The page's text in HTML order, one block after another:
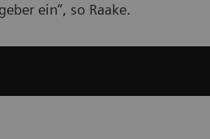
ein“, so Raake.